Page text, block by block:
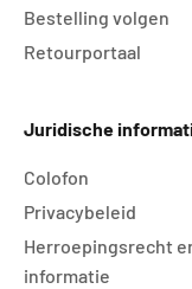
Bestelling volgen
Retourportaal
Juridische
Colofon
Privacybeleid
Herroepingsrecht
informatie